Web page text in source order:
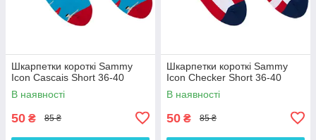
Шкарпетки короткі Sammy
Icon Cascais Short 36-40
В наявності
50 ₴ 85 ₴
Шкарпетки короткі Sammy
Icon Checker Short 36-40
В наявності
50 ₴ 85 ₴